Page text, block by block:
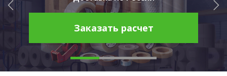
Заказать расчет